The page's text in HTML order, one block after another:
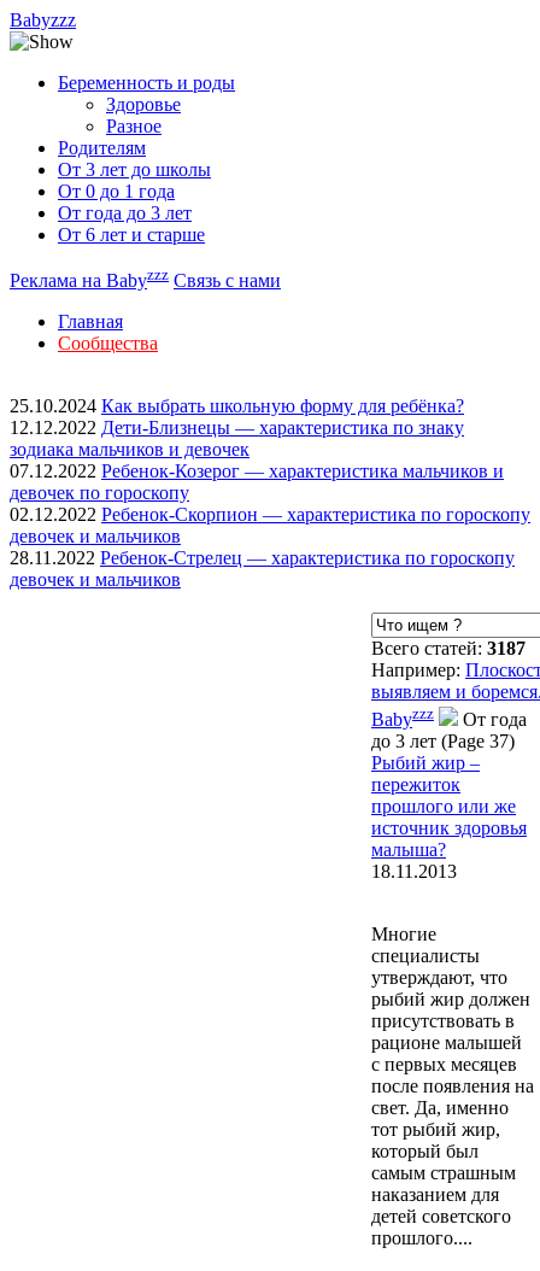
Babyzzz
Беременность и роды
Здоровье
Разное
Родителям
От 3 лет до школы
От 0 до 1 года
От года до 3 лет
От 6 лет и старше
Реклама на Babyzzz Связь с нами
Главная
Сообщества
25.10.2024 Как выбрать школьную форму для ребёнка?
12.12.2022 Дети-Близнецы — характеристика по знаку
зодиака мальчиков и девочек
07.12.2022 Ребенок-Козерог — характеристика мальчиков и
девочек по гороскопу
02.12.2022 Ребенок-Скорпион — характеристика по гороскопу
девочек и мальчиков
28.11.2022 Ребенок-Стрелец — характеристика по гороскопу
девочек и мальчиков
Всего статей: 3187
Например:
выявляем и
Babyzzz
От года
до 3 лет (Page 37)
Рыбий жир –
пережиток
прошлого или же
источник здоровья
малыша?
18.11.2013
Многие
специалисты
утверждают, что
рыбий жир должен
присутствовать в
рационе малышей
с первых месяцев
после появления на
свет. Да, именно
тот рыбий жир,
который был
самым страшным
наказанием для
детей советского
прошлого....